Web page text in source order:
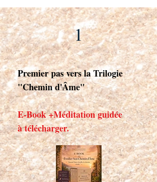
1
Premier pas vers la Trilogie
"Chemin d'Âme"
E-Book +Méditation guidée
à télécharger.